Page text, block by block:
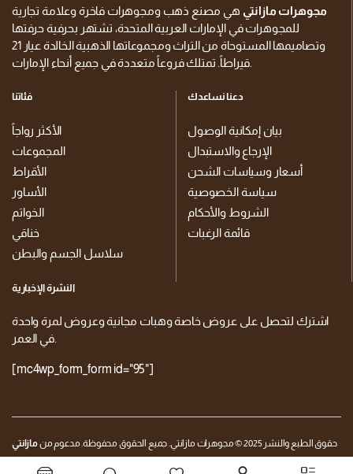
مجوهرات مازانتي هي مصنع ذهب ومجوهرات فاخرة وعلامة تجارية
للمجوهرات في الإمارات العربية المتحدة، تشتهر بحرفية حرفتها
وتصاميمها المستوحاة من التراث ومجموعاتها الذهبية الخالدة عيار 21
فئاتنا
الأكثر رواجاً
المجموعات
الأقراط
الأساور
الخواتم
خناقي
سلاسل الجسم والبطن
دعنا نساعدك
بيان إمكانية الوصول
الإرجاع والاستبدال
أسعار وسياسات الشحن
سياسة الخصوصية
الشروط والأحكام
قائمة الرغبات
النشرة الإخبارية
اشترك لتحصل على عروض خاصة وهبات مجانية وعروض لمرة واحدة
في العمر.
[mc4wp_form_form id="95"]
حقوق الطبع والنشر 2025 © مجوهرات مازانتي. جميع الحقوق محفوظة. مدعوم من مازانتي